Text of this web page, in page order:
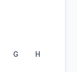
G H